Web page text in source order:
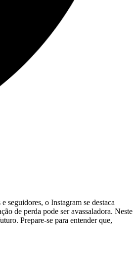
seguidores, o Instagram se destaca
de perda⁤ pode ser avassaladora. Neste
Prepare-se para entender que,⁤